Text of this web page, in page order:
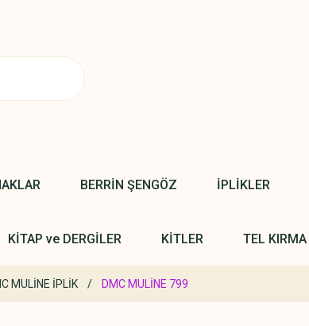
BERRİN ŞENGÖZ İPLİKLER
KİTAP ve DERGİLER KİTLER TEL KIRMA
MULİNE İPLİK DMC MULİNE 799